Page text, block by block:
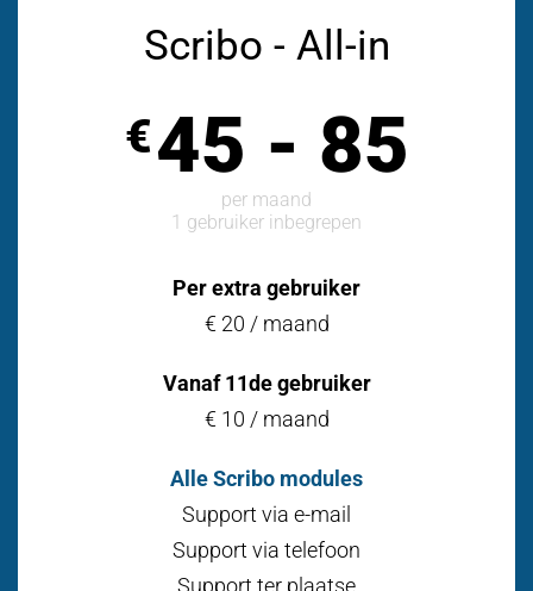
Scribo - All-in
€45 - 85
per maand
1 gebruiker inbegrepen
Per extra gebruiker
€ 20 / maand
Vanaf 11de gebruiker
€ 10 / maand
Alle Scribo modules
Support via e-mail
Support via telefoon
Support ter plaatse